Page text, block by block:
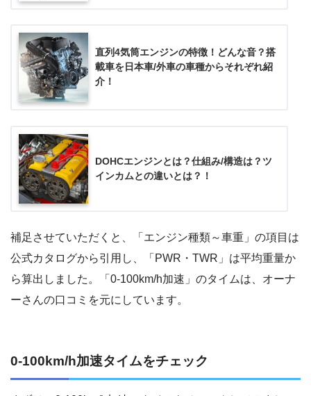
直列4気筒エンジンの特徴！どんな音？搭
載車を日本車/外車の車種からそれぞれ紹
介！
DOHCエンジンとは？仕組み/構造は？ツ
インカムとの違いとは？！
補足させていただくと、「エンジン種類～車重」の項目は
公式カタログから引用し、「PWR・TWR」は平均重量か
ら算出しました。「0-100km/h加速」のタイムは、オーナ
ーさんの口コミを元にしています。
0-100km/h加速タイムをチェック